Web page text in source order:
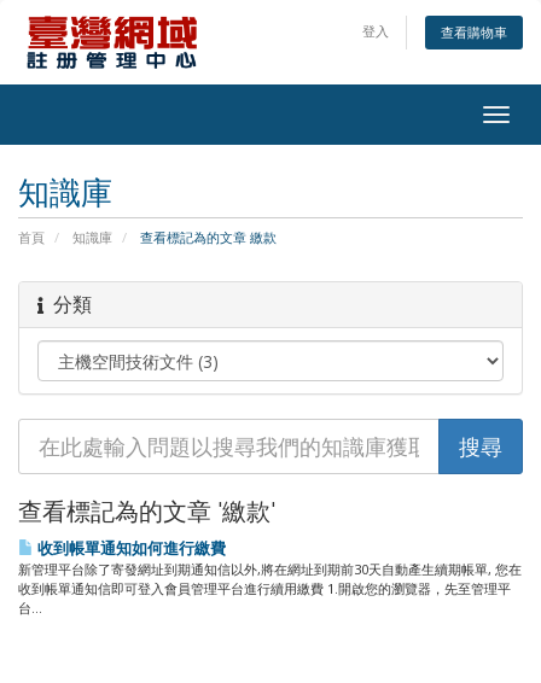
登入 查看購物車
知識庫
首頁 知識庫 查看標記為的文章 繳款
分類
查看標記為的文章 '繳款'
收到帳單通知如何進行繳費
新管理平台除了寄發網址到期通知信以外,將在網址到期前30天自動產生續期帳單, 您在
收到帳單通知信即可登入會員管理平台進行續用繳費 1.開啟您的瀏覽器，先至管理平
台...